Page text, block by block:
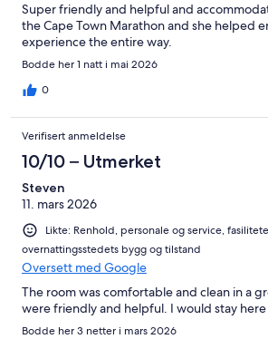
Super friendly and helpful and
the Cape Town Marathon and she helped
experience the entire way.
Bodde her 1 natt i mai 2026
0
Verifisert anmeldelse
10/10 – Utmerket
Steven
11. mars 2026
Likte: Renhold, personale og service,
overnattingsstedets bygg og tilstand
Oversett med Google
The room was comfortable and clean in a
were friendly and helpful. I would stay here
Bodde her 3 netter i mars 2026